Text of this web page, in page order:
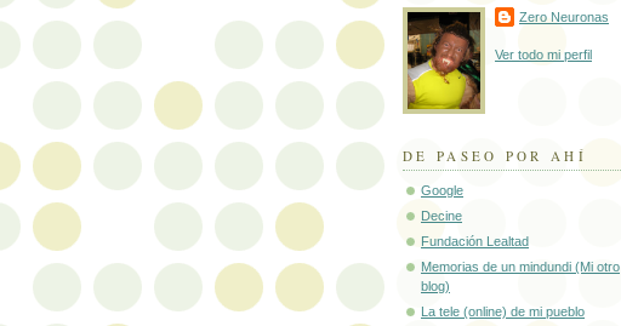
Zero Neuronas
Ver todo mi perfil
DE PASEO POR AHÍ­
Google
Decine
Fundación Lealtad
Memorias de un mindundi (Mi otro
blog)
La tele (online) de mi pueblo